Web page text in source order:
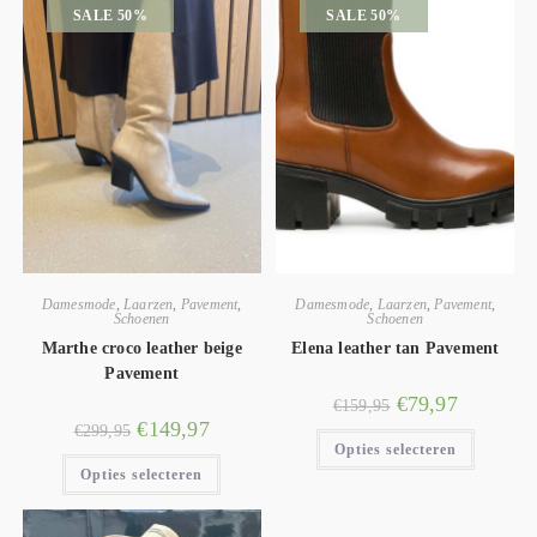
SALE 50%
Damesmode, Laarzen, Pavement,
Schoenen
Marthe croco leather beige
Pavement
€299,95 €149,97
Opties selecteren
SALE 50%
Damesmode, Laarzen,Pavement,
Schoenen
Elena leather tan Pavement
€159,95 €79,97
Opties selecteren